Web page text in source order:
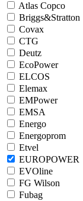
Atlas Copco
Briggs&Stratton
Covax
CTG
Deutz
EcoPower
ELCOS
Elemax
EMPower
EMSA
Energo
Energoprom
Etvel
EUROPOWER
EVOline
FG Wilson
Fubag